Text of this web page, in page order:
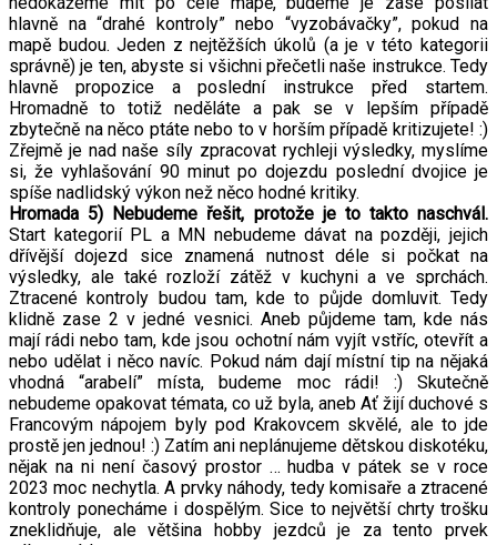
hlavně na “drahé kontroly” nebo “vyzobávačky”, pokud na
mapě budou. Jeden z nejtěžších úkolů (a je v této kategorii
správně) je ten, abyste si všichni přečetli naše instrukce. Tedy
hlavně propozice a poslední instrukce před startem.
Hromadně to totiž neděláte a pak se v lepším případě
zbytečně na něco ptáte nebo to v horším případě kritizujete! :)
Zřejmě je nad naše síly zpracovat rychleji výsledky, myslíme
si, že vyhlašování 90 minut po dojezdu poslední dvojice je
spíše nadlidský výkon než něco hodné kritiky.
Hromada 5) Nebudeme řešit, protože je to takto naschvál.
Start kategorií PL a MN nebudeme dávat na později, jejich
dřívější dojezd sice znamená nutnost déle si počkat na
výsledky, ale také rozloží zátěž v kuchyni a ve sprchách.
Ztracené kontroly budou tam, kde to půjde domluvit. Tedy
klidně zase 2 v jedné vesnici. Aneb půjdeme tam, kde nás
mají rádi nebo tam, kde jsou ochotní nám vyjít vstříc, otevřít a
nebo udělat i něco navíc. Pokud nám dají místní tip na nějaká
vhodná “arabelí” místa, budeme moc rádi! :) Skutečně
nebudeme opakovat témata, co už byla, aneb Ať žijí duchové s
Francovým nápojem byly pod Krakovcem skvělé, ale to jde
prostě jen jednou! :) Zatím ani neplánujeme dětskou diskotéku,
nějak na ni není časový prostor … hudba v pátek se v roce
2023 moc nechytla. A prvky náhody, tedy komisaře a ztracené
kontroly ponecháme i dospělým. Sice to největší chrty trošku
zneklidňuje, ale většina hobby jezdců je za tento prvek